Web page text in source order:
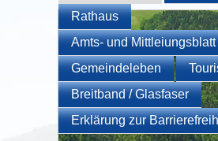
Rathaus
Amts- und Mittleiungsblatt
Gemeindeleben
Breitband / Glasfaser
Erklärung zur